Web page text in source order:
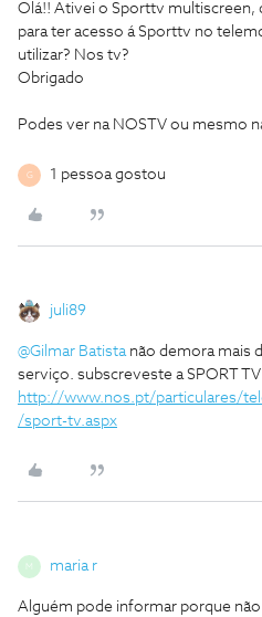
Olá!! Ativei o Sporttv multiscreen,
para ter acesso á Sporttv no
utilizar? Nos tv?
Obrigado
Podes ver na NOSTV ou mesmo
G 1 pessoa gostou
juli89
@Gilmar Batistanão demora mais
serviço. subscreveste a SPORT
http://www.nos.pt/particulares/
/sport-tv.aspx
M maria r
Alguém pode informar porque